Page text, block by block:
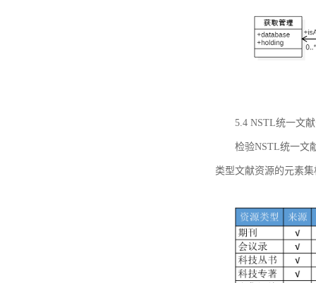
5.4 NSTL统一文
检验NSTL统一文
类型文献资源的元素